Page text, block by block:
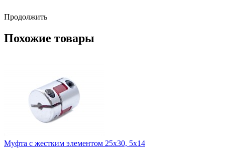
Продолжить
Похожие товары
Муфта с жестким элементом 25x30, 5x14